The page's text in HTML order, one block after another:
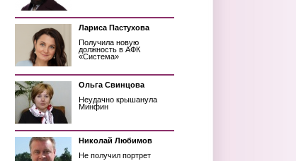
Лариса Пастухова
Получила новую
должность в АФК
«Система»
Ольга Свинцова
Неудачно крышанула
Минфин
Николай Любимов
Не получил портрет